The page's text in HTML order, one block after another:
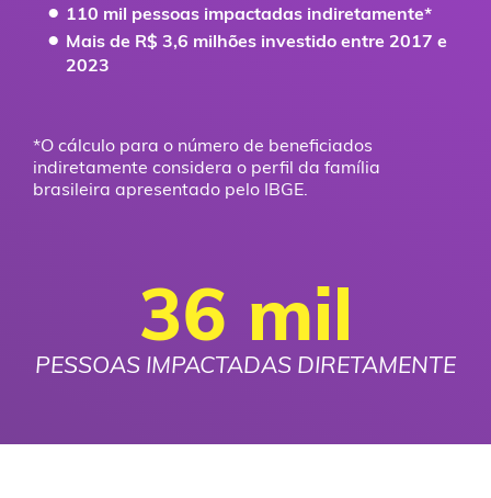
110 mil pessoas impactadas indiretamente*
Mais de R$ 3,6 milhões investido entre 2017 e
2023
*O cálculo para o número de beneficiados
indiretamente considera o perfil da família
brasileira apresentado pelo IBGE.
36 mil
PESSOAS IMPACTADAS DIRETAMENTE